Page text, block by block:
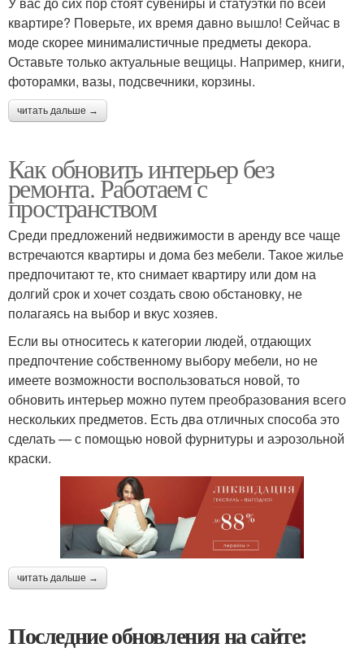
квартире? Поверьте, их время давно вышло! Сейчас в
моде скорее минималистичные предметы декора.
Оставьте только актуальные вещицы. Например, книги,
фоторамки, вазы, подсвечники, корзины.
читать дальше →
Как обновить интерьер без
ремонта. Работаем с
пространством
Среди предложений недвижимости в аренду все чаще
встречаются квартиры и дома без мебели. Такое жилье
предпочитают те, кто снимает квартиру или дом на
долгий срок и хочет создать свою обстановку, не
полагаясь на выбор и вкус хозяев.
Если вы относитесь к категории людей, отдающих
предпочтение собственному выбору мебели, но не
имеете возможности воспользоваться новой, то
обновить интерьер можно путем преобразования всего
нескольких предметов. Есть два отличных способа это
сделать — с помощью новой фурнитуры и аэрозольной
краски.
читать дальше →
Последние обновления на сайте: